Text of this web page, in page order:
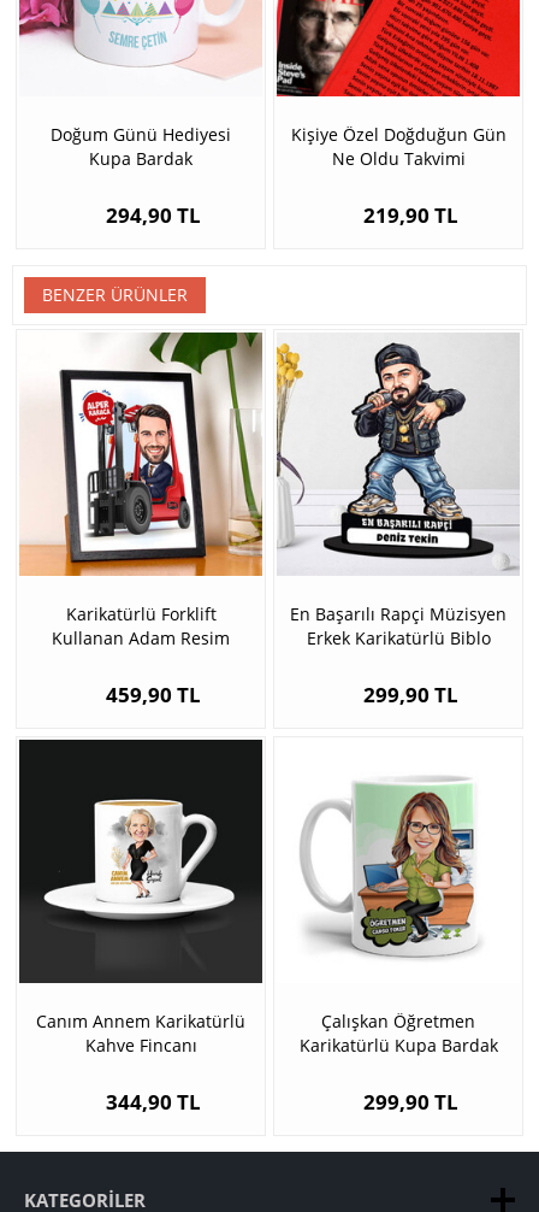
Doğum Günü Hediyesi
Kupa Bardak
294,90 TL
Kişiye Özel Doğduğun Gün
Ne Oldu Takvimi
219,90 TL
BENZER ÜRÜNLER
Karikatürlü Forklift
Kullanan Adam Resim
459,90 TL
En Başarılı Rapçi Müzisyen
Erkek Karikatürlü Biblo
299,90 TL
Canım Annem Karikatürlü
Kahve Fincanı
344,90 TL
Çalışkan Öğretmen
Karikatürlü Kupa Bardak
299,90 TL
KATEGORILER